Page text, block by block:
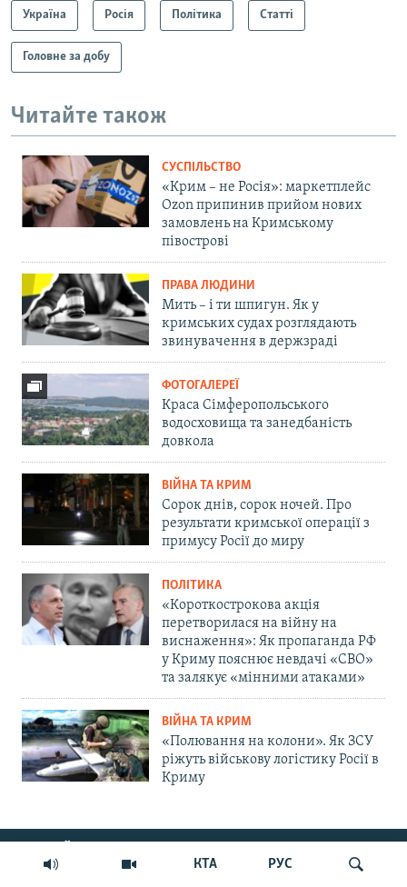
КТА РУС
Україна Росія Політика Статті
Головне за добу
Читайте також
СУСПІЛЬСТВО
«Крим – не Росія»: маркетплейс
Ozon припинив прийом нових
замовлень на Кримському
півострові
ПРАВА ЛЮДИНИ
Мить – і ти шпигун. Як у
кримських судах розглядають
звинувачення в держзраді
ФОТОГАЛЕРЕЇ
Краса Сімферопольського
водосховища та занедбаність
довкола
ВІЙНА ТА КРИМ
Сорок днів, сорок ночей. Про
результати кримської операції з
примусу Росії до миру
ПОЛІТИКА
«Короткострокова акція
перетворилася на війну на
виснаження»: Як пропаганда РФ
у Криму пояснює невдачі «СВО»
та залякує «мінними атаками»
ВІЙНА ТА КРИМ
«Полювання на колони». Як ЗСУ
ріжуть військову логістику Росії в
Криму